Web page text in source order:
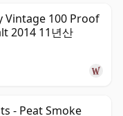
Vintage 100 Proof
2014 11년산
- Peat Smoke